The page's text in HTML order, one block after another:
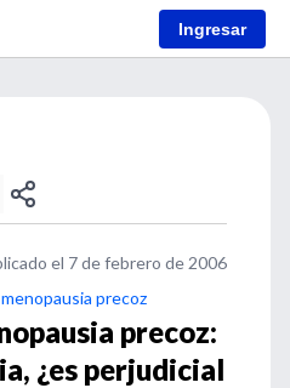
Ingresar
el 7 de febrero de 2006
precoz
precoz:
¿es perjudicial